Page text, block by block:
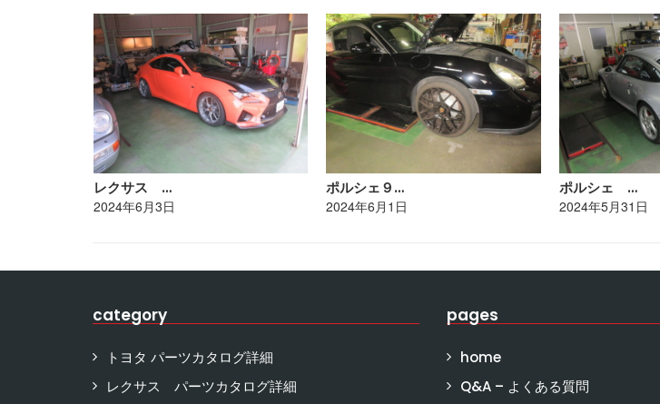
レクサス …
2024年6月3日
ポルシェ９…
2024年6月1日
ポルシェ …
2024年5月31日
category
トヨタ パーツカタログ詳細
レクサス パーツカタログ詳細
pages
home
Q&A – よくある質問